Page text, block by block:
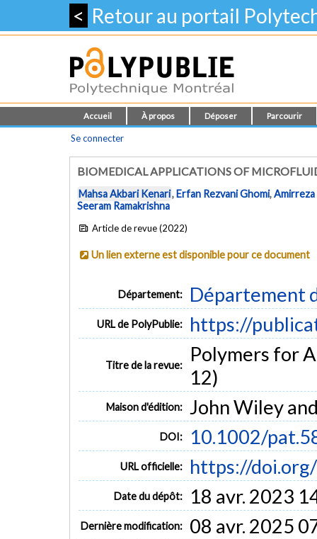
< Retour au portail
Accueil À propos Déposer Parcourir
Se connecter
BIOMEDICAL APPLICATIONS OF
Mahsa Akbari Kenari,Erfan Rezvani Ghomi,
Seeram Ramakrishna
Article de revue (2022)
Un lien externe est disponible pour ce document
Département: Département
URL de PolyPublie: https://
Titre de la revue:
Polymers for
12)
Maison d'édition: John Wiley
DOI: 10.1002/
URL officielle: https://
Date du dépôt: 18 avr. 2023
Dernière modification: 08 avr. 2025